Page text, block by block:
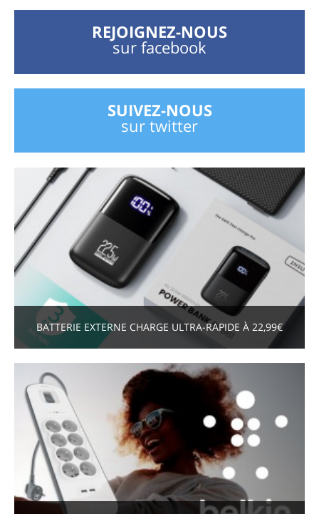
REJOIGNEZ-NOUS
sur facebook
SUIVEZ-NOUS
sur twitter
BATTERIE EXTERNE CHARGE ULTRA-RAPIDE À 22,99€